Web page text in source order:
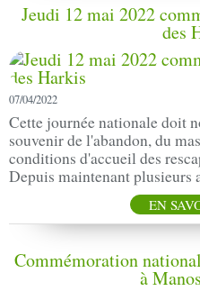
Jeudi 12 mai 2022
des
07/04/2022
Cette journée nationale doit
souvenir de l'abandon, du
conditions d'accueil des
Depuis maintenant plusieurs
EN
Commémoration
à